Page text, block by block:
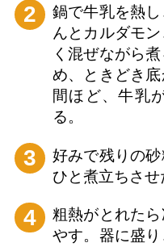
2
鍋で牛乳を熱
んとカルダモ
く混ぜながら
め、ときどき
間ほど、牛乳
る。
3
好みで残りの
ひと煮立ちさせ
4
粗熱がとれた
やす。器に盛